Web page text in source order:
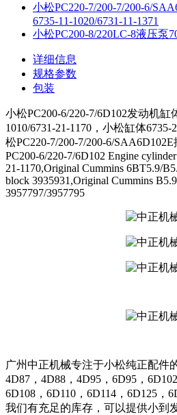
小松PC220-7/200-7/200-6/
6735-11-1020/6731-11-1371
小松PC200-8/220LC-8液压泵
详细信息
规格参数
包装
小松PC200-6/220-7/6D102发动机缸
1010/6731-21-1170，小松缸体6735-
松PC220-7/200-7/200-6/
PC200-6/220-7/6D102 Engine
21-1170,Original Cummins 6BT5.9/
block 3935931,Original Cummins
3957797/3957795
广州中正机械专注于小松纯正配件
4D87，4D88，4D95，6D95，
6D108，6D110，6D114，6D125，
我们有充足的库存，可以提供小到